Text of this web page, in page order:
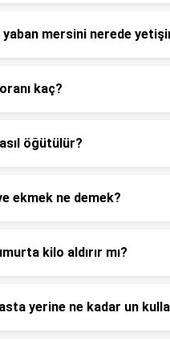
mersini nerede
kaç?
öğütülür?
ekmek ne demek?
kilo aldırır mı?
yerine ne kadar un